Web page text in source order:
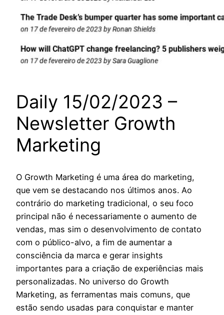
Daily 15/02/2023 –
Newsletter Growth
Marketing
O Growth Marketing é uma área do marketing,
que vem se destacando nos últimos anos. Ao
contrário do marketing tradicional, o seu foco
principal não é necessariamente o aumento de
vendas, mas sim o desenvolvimento de contato
com o público-alvo, a fim de aumentar a
consciência da marca e gerar insights
importantes para a criação de experiências mais
personalizadas. No universo do Growth
Marketing, as ferramentas mais comuns, que
estão sendo usadas para conquistar e manter